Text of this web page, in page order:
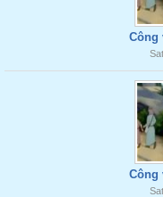
Công
Công